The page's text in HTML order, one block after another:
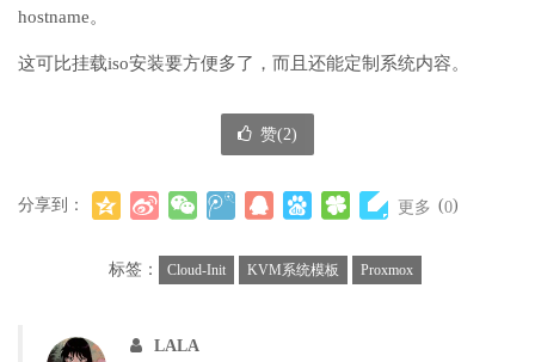
hostname。
这可比挂载iso安装要方便多了，而且还能定制系统内容。
赞(2)
分享到： 更多 (0)
标签： Cloud-Init KVM系统模板 Proxmox
LALA